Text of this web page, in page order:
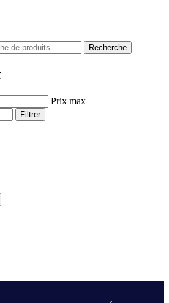
Recherche
Prix max
Filtrer